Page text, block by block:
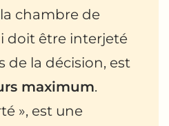
chambre de
doit être interjeté
de la décision, est
maximum.
», est une